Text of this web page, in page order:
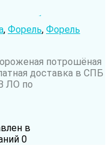
рыба
, Форель, Форель
потрошёная
доставка в СПБ
ЛО по
в
0